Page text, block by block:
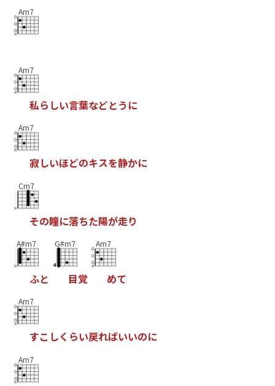
Am7
Am7
私ら しい言葉などとう に
Am7
寂しいほどのキスを静かに
Cm7
その瞳に落ちた陽が走り
A#m7
ふと
G#m7
目覚
Am7
めて
Am7
すこ しく らい戻ればいいのに
Am7